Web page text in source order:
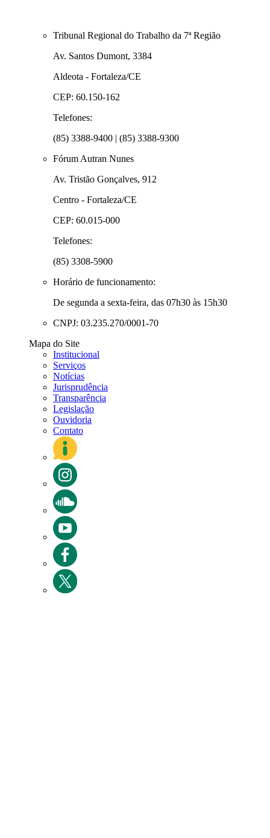
Tribunal Regional do Trabalho da 7ª Região
Av. Santos Dumont, 3384
Aldeota - Fortaleza/CE
CEP: 60.150-162
Telefones:
(85) 3388-9400 | (85) 3388-9300
Fórum Autran Nunes
Av. Tristão Gonçalves, 912
Centro - Fortaleza/CE
CEP: 60.015-000
Telefones:
(85) 3308-5900
Horário de funcionamento:
De segunda a sexta-feira, das 07h30 às 15h30
CNPJ: 03.235.270/0001-70
Mapa do Site
Institucional
Serviços
Notícias
Jurisprudência
Transparência
Legislação
Ouvidoria
Contato